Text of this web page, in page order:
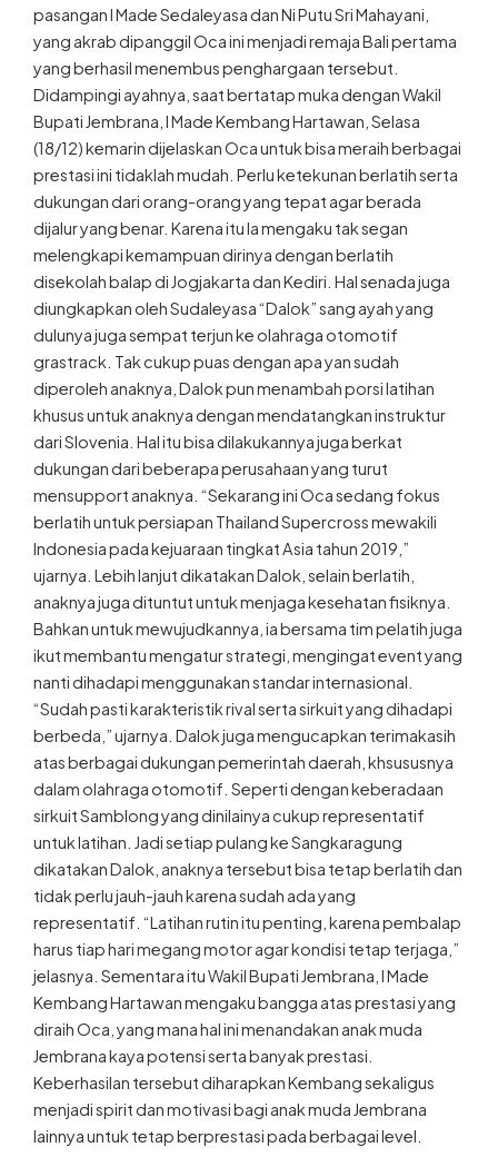
pasangan I Made Sedaleyasa dan Ni Putu Sri Mahayani,
yang akrab dipanggil Oca ini menjadi remaja Bali pertama
yang berhasil menembus penghargaan tersebut.
Didampingi ayahnya, saat bertatap muka dengan Wakil
Bupati Jembrana, I Made Kembang Hartawan, Selasa
(18/12) kemarin dijelaskan Oca untuk bisa meraih berbagai
prestasi ini tidaklah mudah. Perlu ketekunan berlatih serta
dukungan dari orang-orang yang tepat agar berada
dijalur yang benar. Karena itu Ia mengaku tak segan
melengkapi kemampuan dirinya dengan berlatih
disekolah balap di Jogjakarta dan Kediri. Hal senada juga
diungkapkan oleh Sudaleyasa “Dalok” sang ayah yang
dulunya juga sempat terjun ke olahraga otomotif
grastrack. Tak cukup puas dengan apa yan sudah
diperoleh anaknya, Dalok pun menambah porsi latihan
khusus untuk anaknya dengan mendatangkan instruktur
dari Slovenia. Hal itu bisa dilakukannya juga berkat
dukungan dari beberapa perusahaan yang turut
mensupport anaknya. “Sekarang ini Oca sedang fokus
berlatih untuk persiapan Thailand Supercross mewakili
Indonesia pada kejuaraan tingkat Asia tahun 2019,”
ujarnya. Lebih lanjut dikatakan Dalok, selain berlatih,
anaknya juga dituntut untuk menjaga kesehatan fisiknya.
Bahkan untuk mewujudkannya, ia bersama tim pelatih juga
ikut membantu mengatur strategi, mengingat event yang
nanti dihadapi menggunakan standar internasional.
“Sudah pasti karakteristik rival serta sirkuit yang dihadapi
berbeda,” ujarnya. Dalok juga mengucapkan terimakasih
atas berbagai dukungan pemerintah daerah, khsususnya
dalam olahraga otomotif. Seperti dengan keberadaan
sirkuit Samblong yang dinilainya cukup representatif
untuk latihan. Jadi setiap pulang ke Sangkaragung
dikatakan Dalok, anaknya tersebut bisa tetap berlatih dan
tidak perlu jauh-jauh karena sudah ada yang
representatif. “Latihan rutin itu penting, karena pembalap
harus tiap hari megang motor agar kondisi tetap terjaga,”
jelasnya. Sementara itu Wakil Bupati Jembrana, I Made
Kembang Hartawan mengaku bangga atas prestasi yang
diraih Oca, yang mana hal ini menandakan anak muda
Jembrana kaya potensi serta banyak prestasi.
Keberhasilan tersebut diharapkan Kembang sekaligus
menjadi spirit dan motivasi bagi anak muda Jembrana
lainnya untuk tetap berprestasi pada berbagai level.